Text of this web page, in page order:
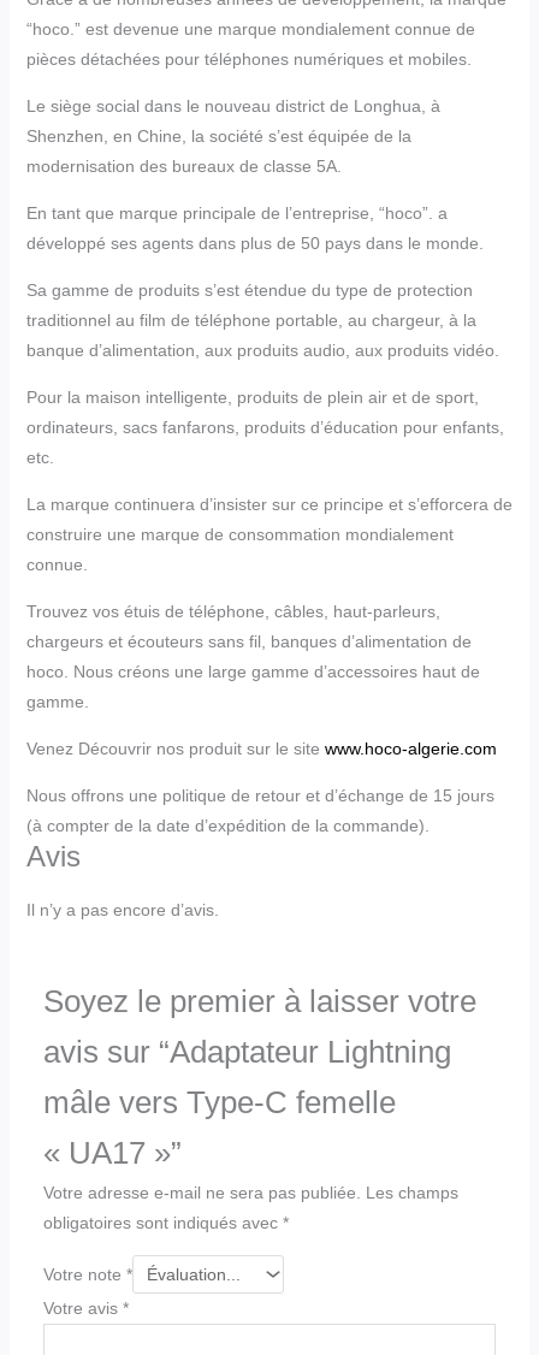
“hoco.” est devenue une marque mondialement connue de
pièces détachées pour téléphones numériques et mobiles.
Le siège social dans le nouveau district de Longhua, à
Shenzhen, en Chine, la société s’est équipée de la
modernisation des bureaux de classe 5A.
En tant que marque principale de l’entreprise, “hoco”. a
développé ses agents dans plus de 50 pays dans le monde.
Sa gamme de produits s’est étendue du type de protection
traditionnel au film de téléphone portable, au chargeur, à la
banque d’alimentation, aux produits audio, aux produits vidéo.
Pour la maison intelligente, produits de plein air et de sport,
ordinateurs, sacs fanfarons, produits d’éducation pour enfants,
etc.
La marque continuera d’insister sur ce principe et s’efforcera de
construire une marque de consommation mondialement
connue.
Trouvez vos étuis de téléphone, câbles, haut-parleurs,
chargeurs et écouteurs sans fil, banques d’alimentation de
hoco. Nous créons une large gamme d’accessoires haut de
gamme.
Venez Découvrir nos produit sur le site www.hoco-algerie.com
Nous offrons une politique de retour et d’échange de 15 jours
(à compter de la date d’expédition de la commande).
Avis
Il n’y a pas encore d’avis.
Soyez le premier à laisser votre
avis sur “Adaptateur Lightning
mâle vers Type-C femelle
« UA17 »”
Votre adresse e-mail ne sera pas publiée.
Les champs
obligatoires sont indiqués avec *
Votre note *
Votre avis *